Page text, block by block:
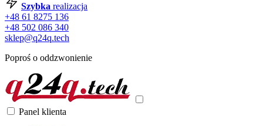
Szybka realizacja
+48 61 8275 136
+48 502 086 340
sklep@q24q.tech
Poproś o oddzwonienie
Panel klienta